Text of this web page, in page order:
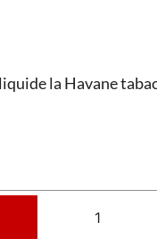
la Havane